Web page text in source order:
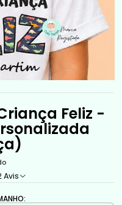
Feliz -
2 Avis